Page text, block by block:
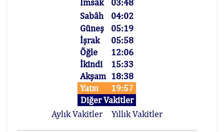
İmsâk
03:48
Sabâh
04:02
Güneş
05:19
İşrak
05:58
Öğle
12:06
İkindi
15:33
Akşam 18:38
Yatsı
19:57
Diğer Vakitler
Aylık Vakitler
Yıllık Vakitler